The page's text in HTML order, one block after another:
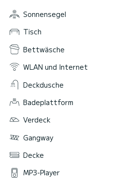
Sonnensegel
Tisch
Bettwäsche
WLAN und Internet
Deckdusche
Badeplattform
Verdeck
Gangway
Decke
MP3-Player